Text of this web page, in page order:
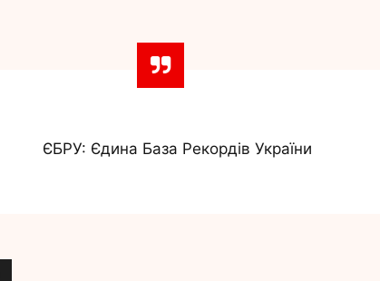
ЄБРУ: Єдина База Рекордів України